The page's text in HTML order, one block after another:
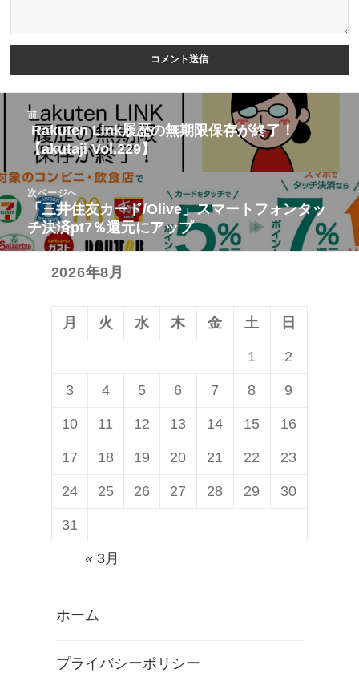
ビ
ゲ
ー
シ
前
前
の
投
稿:
Rakuten Link履歴の無期限保存が終了！
【akutaji Vol.229】
次ページへ
次
の
「三井住友カード/Olive」スマートフォンタッ
チ決済pt7％還元にアップ
2026年8月
月 火 水 木 金 土 日
1 2
3 4 5 6 7 8 9
10 11 12 13 14 15 16
17 18 19 20 21 22 23
24 25 26 27 28 29 30
31
« 3月
ホーム
プライバシーポリシー